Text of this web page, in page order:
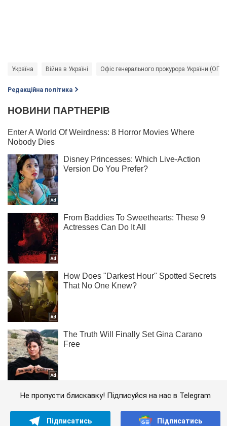
Україна Війна в Україні Офіс генерального прокурора України (ОГП)
Редакційна політика
Не пропусти блискавку! Підписуйся на нас в Telegram
Підписатись Підписатись